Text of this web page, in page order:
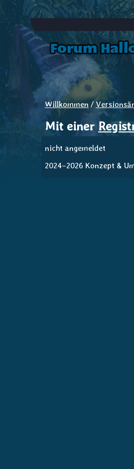
Willkommen /
Mit einer
nicht angemeldet
2024–2026 Konzept &